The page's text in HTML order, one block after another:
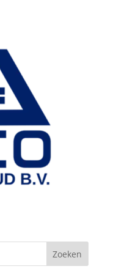
Zoeken